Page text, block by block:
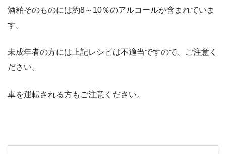
酒粕そのものには約8～10％のアルコールが含まれていま
す。
未成年者の方には上記レシピは不適当ですので、ご注意く
ださい。
車を運転される方もご注意ください。